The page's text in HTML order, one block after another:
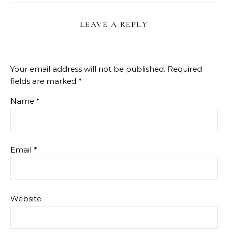
LEAVE A REPLY
Your email address will not be published. Required
fields are marked *
Name *
Email *
Website